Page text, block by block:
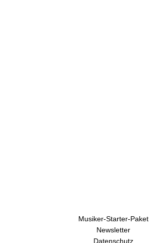
Musiker-Starter-Paket
Newsletter
Datenschutz